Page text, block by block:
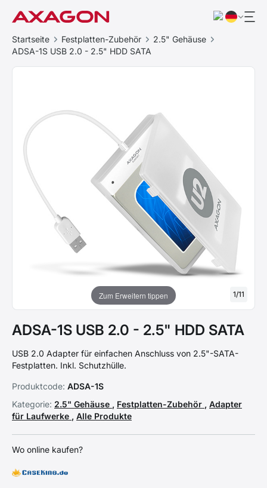
Startseite Festplatten-Zubehör
2.5" Gehäuse
ADSA-1S USB 2.0 - 2.5" HDD SATA
Zum Erweitern tippen 1/11
ADSA-1S USB 2.0 - 2.5" HDD SATA
USB 2.0 Adapter für einfachen Anschluss von 2.5"-SATA-
Festplatten. Inkl. Schutzhülle.
Produktcode: ADSA-1S
Kategorie: 2.5" Gehäuse , Festplatten-Zubehör , Adapter
für Laufwerke , Alle Produkte
Wo online kaufen?